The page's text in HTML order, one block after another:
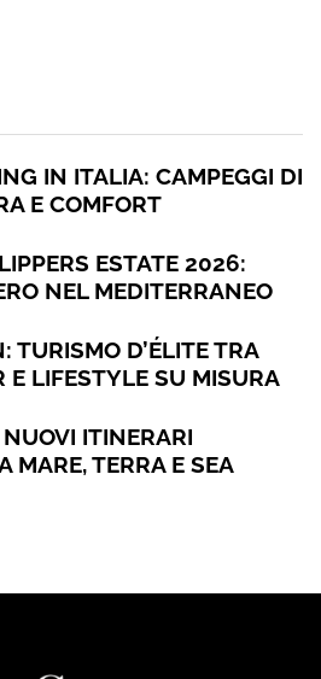
IN ITALIA: CAMPEGGI DI
E COMFORT
ESTATE 2026:
NEL MEDITERRANEO
TURISMO D’ÉLITE TRA
E LIFESTYLE SU MISURA
ITINERARI
MARE, TERRA E SEA